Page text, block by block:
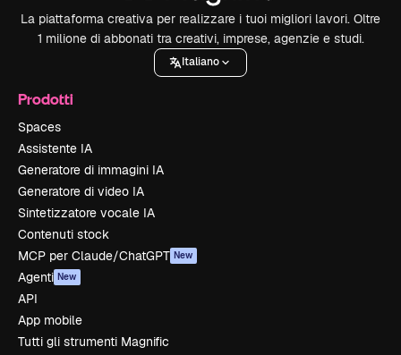
La piattaforma creativa per realizzare i tuoi migliori lavori. Oltre
1 milione di abbonati tra creativi, imprese, agenzie e studi.
Italiano
Prodotti
Spaces
Assistente IA
Generatore di immagini IA
Generatore di video IA
Sintetizzatore vocale IA
Contenuti stock
MCP per Claude/ChatGPT New
Agenti New
API
App mobile
Tutti gli strumenti Magnific